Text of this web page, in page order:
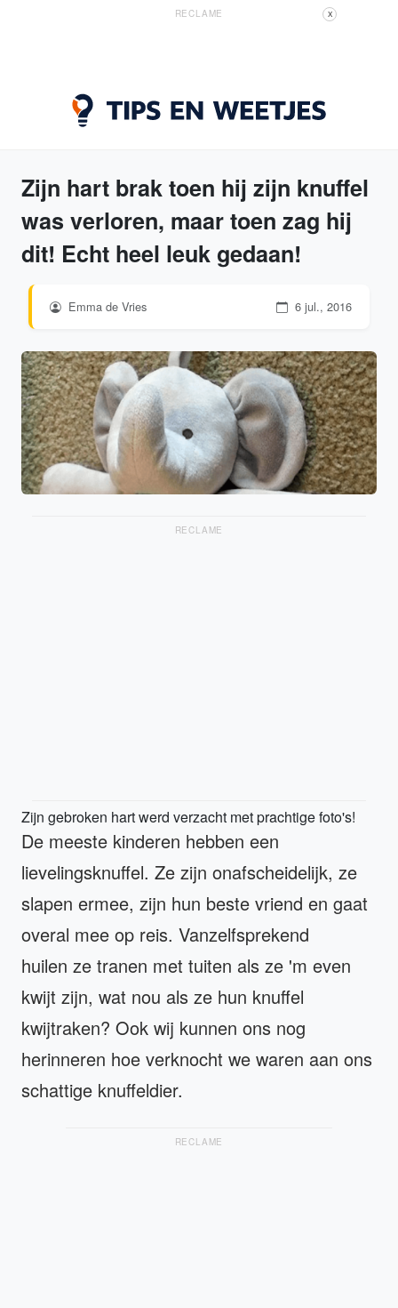
RECLAME X
Zijn hart brak toen hij zijn knuffel
was verloren, maar toen zag hij
dit! Echt heel leuk gedaan!
Emma de Vries 6 jul., 2016
RECLAME
Zijn gebroken hart werd verzacht met prachtige foto's!
De meeste kinderen hebben een
lievelingsknuffel. Ze zijn onafscheidelijk, ze
slapen ermee, zijn hun beste vriend en gaat
overal mee op reis. Vanzelfsprekend
huilen ze tranen met tuiten als ze 'm even
kwijt zijn, wat nou als ze hun knuffel
kwijtraken? Ook wij kunnen ons nog
herinneren hoe verknocht we waren aan ons
schattige knuffeldier.
RECLAME